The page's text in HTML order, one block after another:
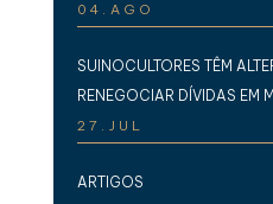
04.AGO
SUINOCULTORES TÊM
RENEGOCIAR DÍVIDAS EM
27.JUL
ARTIGOS